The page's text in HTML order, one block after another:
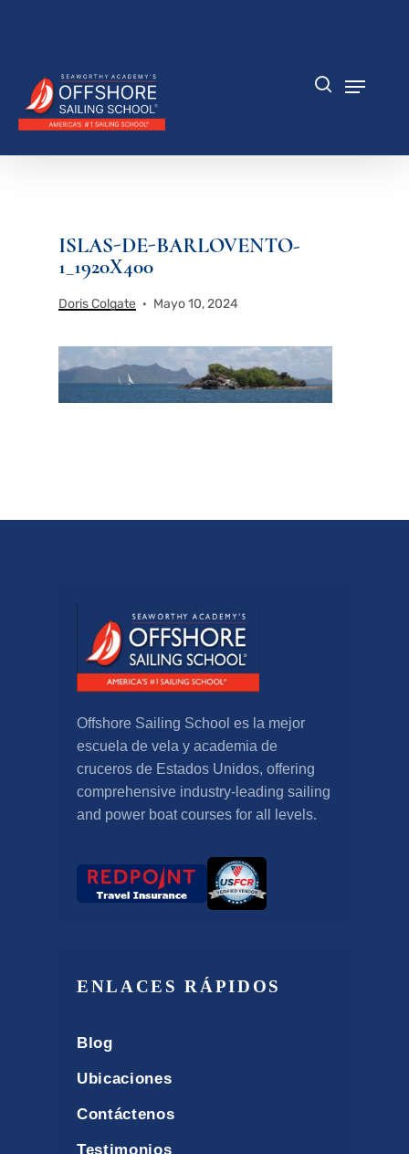
principal
ISLAS-DE-BARLOVENTO-
1_1920X400
Doris Colgate Mayo 10, 2024
Offshore Sailing School es la mejor
escuela de vela y academia de
cruceros de Estados Unidos, offering
comprehensive industry-leading sailing
and power boat courses for all levels.
ENLACES RÁPIDOS
Blog
Ubicaciones
Contáctenos
Testimonios
menú